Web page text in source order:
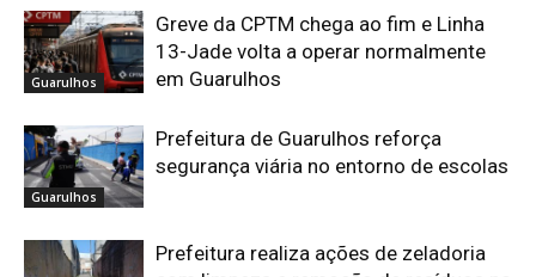
Guarulhos
Greve da CPTM chega ao fim e Linha
13-Jade volta a operar normalmente
em Guarulhos
Guarulhos
Prefeitura de Guarulhos reforça
segurança viária no entorno de escolas
Prefeitura realiza ações de zeladoria